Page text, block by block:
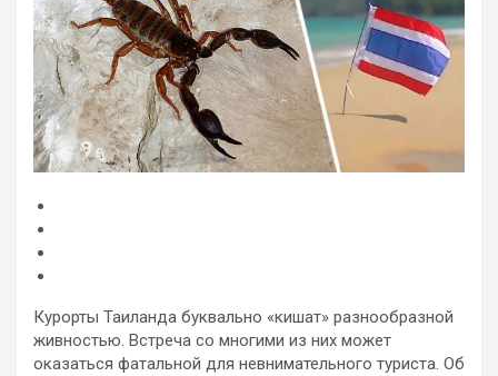
Курорты Таиланда буквально «кишат» разнообразной
живностью. Встреча со многими из них может
оказаться фатальной для невнимательного туриста. Об